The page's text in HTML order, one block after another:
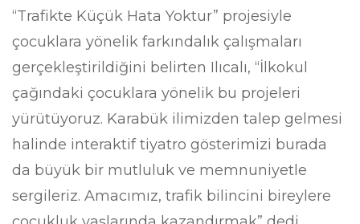
“Trafikte Küçük Hata Yoktur” projesiyle
çocuklara yönelik farkındalık çalışmaları
gerçekleştirildiğini belirten Ilıcalı, “İlkokul
çağındaki çocuklara yönelik bu projeleri
yürütüyoruz. Karabük ilimizden talep gelmesi
halinde interaktif tiyatro gösterimizi burada
da büyük bir mutluluk ve memnuniyetle
sergileriz. Amacımız, trafik bilincini bireylere